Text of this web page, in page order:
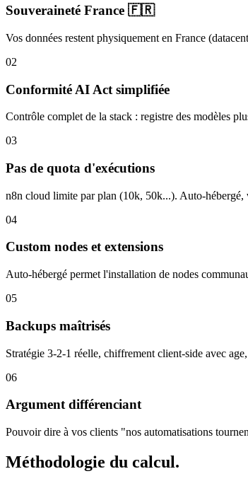
Souveraineté France 🇫🇷
Vos données restent physiquement en France
02
Conformité AI Act simplifiée
Contrôle complet de la stack : registre des modèles
03
Pas de quota d'exécutions
n8n cloud limite par plan (10k, 50k...). Auto-hébergé,
04
Custom nodes et extensions
Auto-hébergé permet l'installation de nodes
05
Backups maîtrisés
Stratégie 3-2-1 réelle, chiffrement client-side avec
06
Argument différenciant
Pouvoir dire à vos clients "nos automatisations
Méthodologie du calcul.